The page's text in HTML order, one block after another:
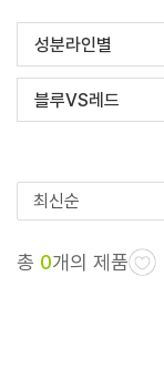
성분라인별
블루VS레드
총 0개의 제품